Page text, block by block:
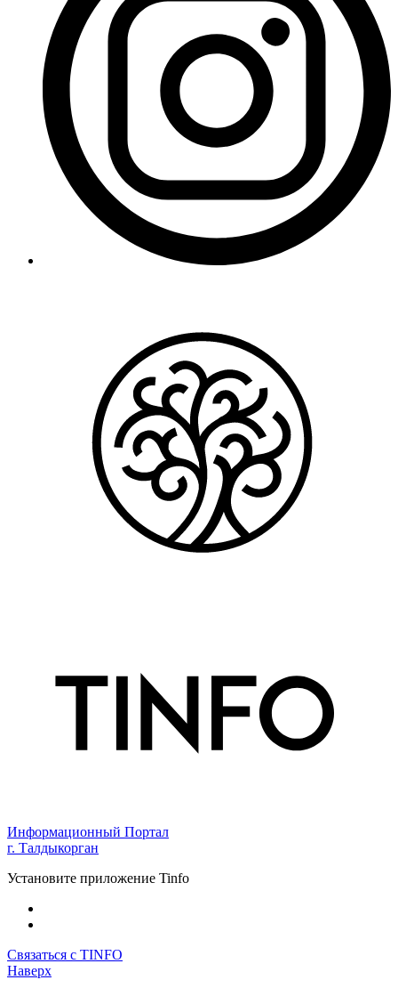
Информационный Портал
г. Талдыкорган
Установите приложение Tinfo
Связаться с TINFO
Наверх